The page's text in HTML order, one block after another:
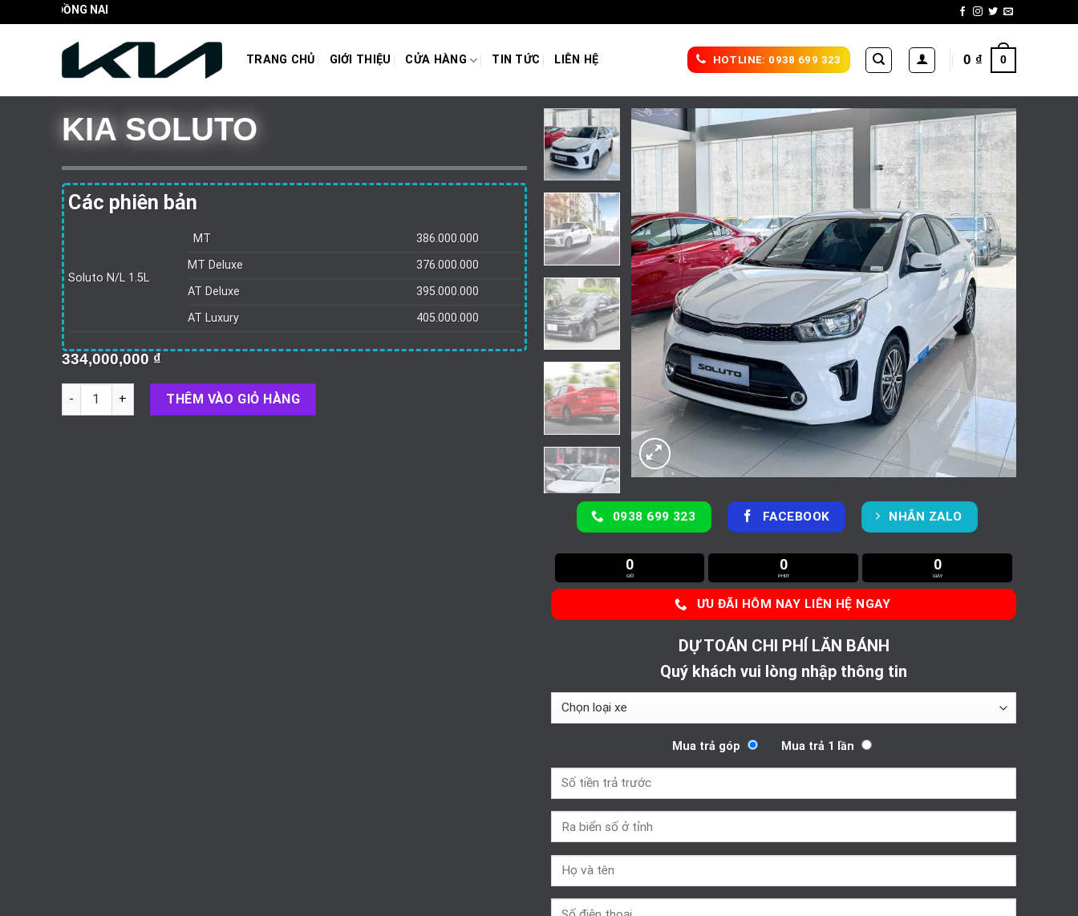
to
TRANG CHỦ GIỚI THIỆU CỬA HÀNG TIN TỨC LIÊN HỆ HOTLINE: 0938 699 323 0 ₫ 0
KIA SOLUTO
Các phiên bản
Soluto N/L 1.5L
MT
386.000.000
MT Deluxe
376.000.000
AT Deluxe
395.000.000
AT Luxury
405.000.000
334,000,000 ₫
Số lượng THÊM VÀO GIỎ HÀNG
0938 699 323 FACEBOOK NHẮN ZALO
0
GIỜ
0
PHÚT
0
GIÂY
ƯU ĐÃI HÔM NAY LIÊN HỆ NGAY
DỰ TOÁN CHI PHÍ LĂN BÁNH
Quý khách vui lòng nhập thông tin
Mua trả góp Mua trả 1 lần